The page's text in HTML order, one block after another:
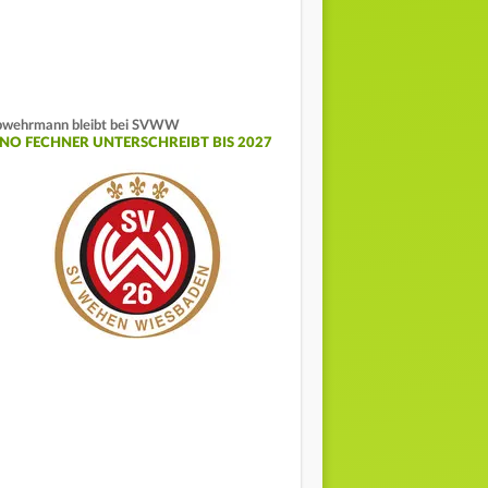
bleibt bei SVWW
FECHNER UNTERSCHREIBT BIS 2027